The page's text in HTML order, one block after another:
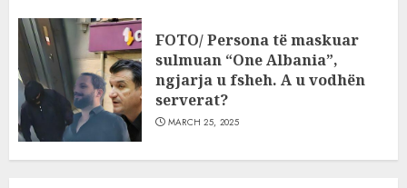
FOTO/ Persona të maskuar
sulmuan “One Albania”,
ngjarja u fsheh. A u vodhën
serverat?
MARCH 25, 2025